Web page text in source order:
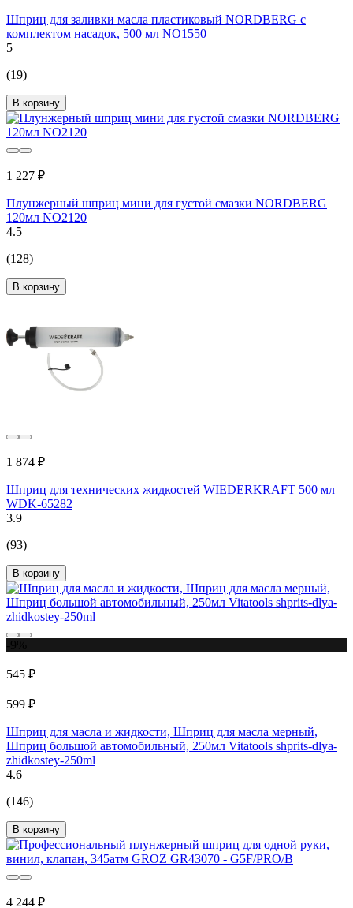
Шприц для заливки масла пластиковый NORDBERG с
комплектом насадок, 500 мл NO1550
5
(19)
В корзину
1 227 ₽
Плунжерный шприц мини для густой смазки NORDBERG
120мл NO2120
4.5
(128)
В корзину
1 874 ₽
Шприц для технических жидкостей WIEDERKRAFT 500 мл
WDK-65282
3.9
(93)
В корзину
545 ₽
599 ₽
Шприц для масла и жидкости, Шприц для масла мерный,
Шприц большой автомобильный, 250мл Vitatools shprits-dlya-
zhidkostey-250ml
4.6
(146)
В корзину
4 244 ₽